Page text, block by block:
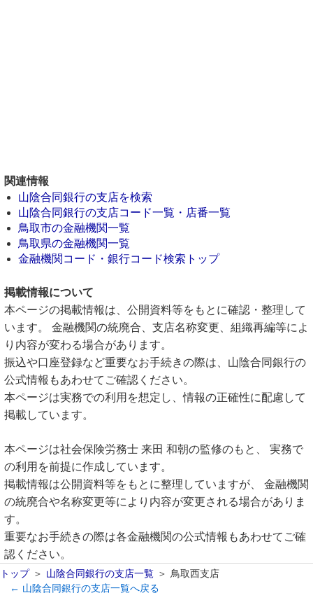
関連情報
山陰合同銀行の支店を検索
山陰合同銀行の支店コード一覧・店番一覧
鳥取市の金融機関一覧
鳥取県の金融機関一覧
金融機関コード・銀行コード検索トップ
掲載情報について
本ページの掲載情報は、公開資料等をもとに確認・整理して
います。 金融機関の統廃合、支店名称変更、組織再編等によ
り内容が変わる場合があります。
振込や口座登録など重要なお手続きの際は、山陰合同銀行の
公式情報もあわせてご確認ください。
本ページは実務での利用を想定し、情報の正確性に配慮して
掲載しています。
本ページは社会保険労務士 来田 和朝の監修のもと、 実務で
の利用を前提に作成しています。
掲載情報は公開資料等をもとに整理していますが、 金融機関
の統廃合や名称変更等により内容が変更される場合がありま
す。
重要なお手続きの際は各金融機関の公式情報もあわせてご確
認ください。
トップ 山陰合同銀行の支店一覧
鳥取西支店
← 山陰合同銀行の支店一覧へ戻る